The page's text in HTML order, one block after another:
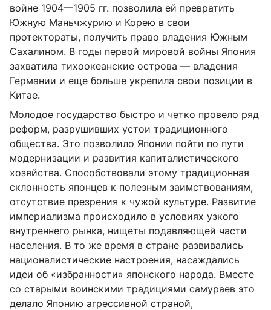
войне 1904—1905 гг. позволила ей превратить
Южную Маньчжурию и Корею в свои
протектораты, получить право владения Южным
Сахалином. В годы первой мировой войны Япония
захватила тихоокеанские острова — владения
Германии и еще больше укрепила свои позиции в
Китае.
Молодое государство быстро и четко провело ряд
реформ, разрушивших устои традиционного
общества. Это позволило Японии пойти по пути
модернизации и развития капиталистического
хозяйства. Способствовали этому традиционная
склонность японцев к полезным заимствованиям,
отсутствие презрения к чужой культуре. Развитие
империализма происходило в условиях узкого
внутреннего рынка, нищеты подавляющей части
населения. В то же время в стране развивались
националистические настроения, насаждались
идеи об «избранности» японского народа. Вместе
со старыми воинскими традициями самураев это
делало Японию агрессивной страной,